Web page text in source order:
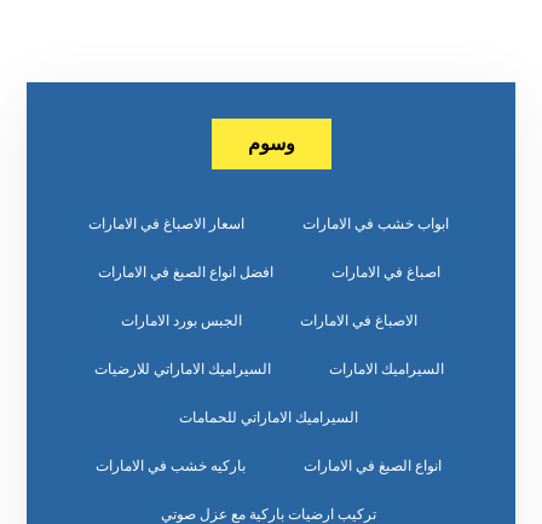
وسوم
ابواب خشب في الامارات اسعار الاصباغ في الامارات
اصباغ في الامارات افضل انواع الصبغ في الامارات
الاصباغ في الامارات الجبس بورد الامارات
السيراميك الامارات السيراميك الاماراتي للارضيات
السيراميك الاماراتي للحمامات
انواع الصبغ في الامارات باركيه خشب في الامارات
تركيب ارضيات باركية مع عزل صوتي